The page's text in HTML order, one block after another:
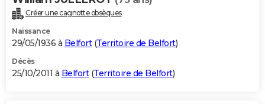
Créer une cagnotte obsèques
Naissance
29/05/1936 à Belfort(Territoire de Belfort)
Décès
25/10/2011 à Belfort(Territoire de Belfort)